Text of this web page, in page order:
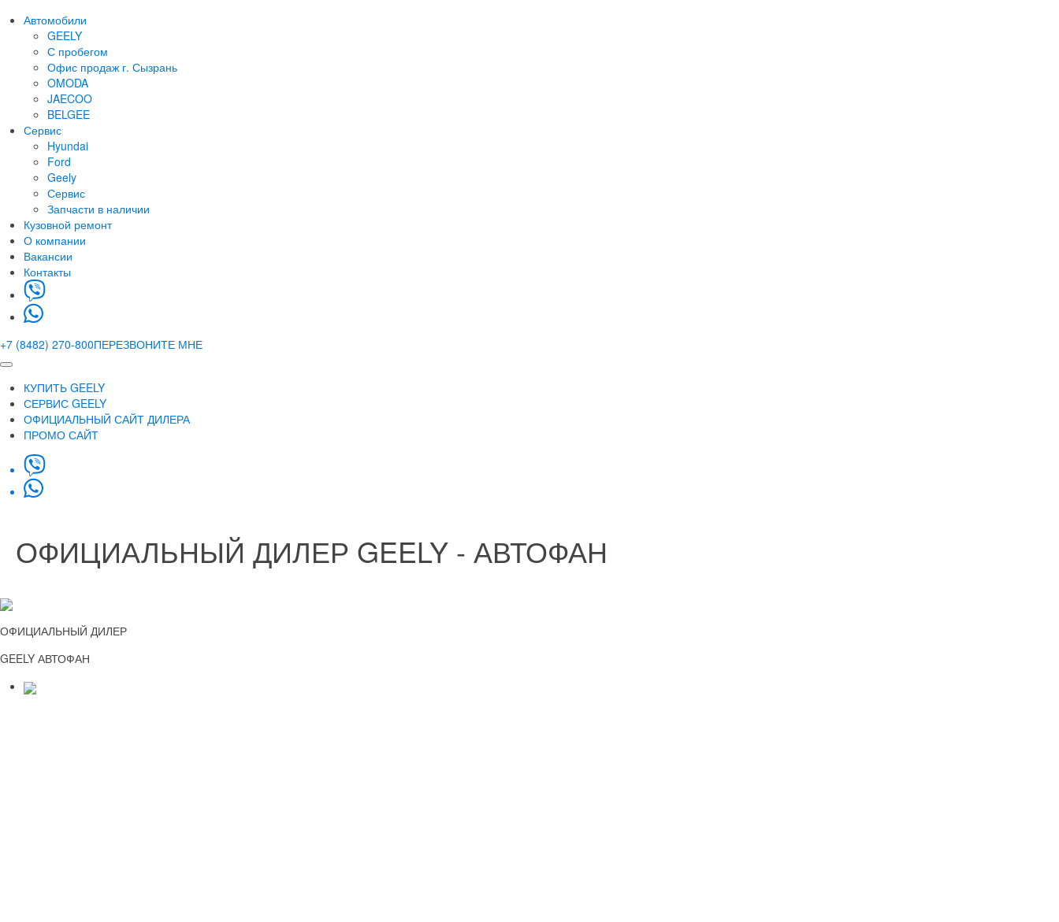
Автомобили
GEELY
С пробегом
Офис продаж г. Сызрань
OMODA
JAECOO
BELGEE
Сервис
Hyundai
Ford
Geely
Сервис
Запчасти в наличии
Кузовной ремонт
О компании
акансии
Контакты
+7 (8482) 270-800ПЕРЕЗВОНИТЕ МНЕ
КУПИТЬ GEELY
СЕРВИС GEELY
ОФИЦИАЛЬНЫЙ САЙТ ДИЛЕРА
ПРОМО САЙТ
ОФИЦИАЛЬНЫЙ ДИЛЕР GEELY - АВТОФАН
ОФИЦИАЛЬНЫЙ ДИЛЕР
GEELY АВТОФАН